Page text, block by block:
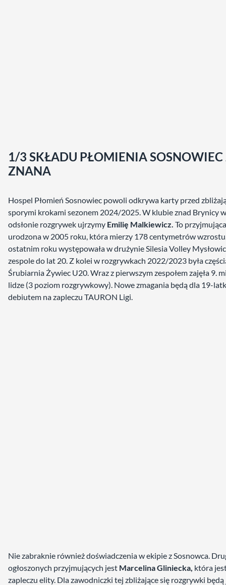
1/3 SKŁADU PŁOMIENIA SOSNOWIEC
ZNANA
Hospel Płomień Sosnowiec powoli odkrywa karty przed
sporymi krokami sezonem 2024/2025. W klubie znad Brynicy
odsłonie rozgrywek ujrzymy Emilię Malkiewicz. To przyjmująca
urodzona w 2005 roku, która mierzy 178 centymetrów
ostatnim roku występowała w drużynie Silesia Volley
zespole do lat 20. Z kolei w rozgrywkach 2022/2023 była
Śrubiarnia Żywiec U20. Wraz z pierwszym zespołem zajęła 9.
lidze (3 poziom rozgrywkowy). Nowe zmagania będą dla 19-
debiutem na zapleczu TAURON Ligi.
Nie zabraknie również doświadczenia w ekipie z Sosnowca.
ogłoszonych przyjmujących jest Marcelina Gliniecka, która
zapleczu elity. Dla zawodniczki tej zbliżające się rozgrywki będą